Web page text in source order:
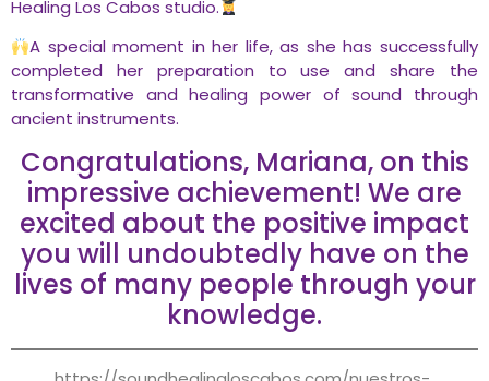
Healing Los Cabos studio.
A special moment in her life, as she has successfully
completed her preparation to use and share the
transformative and healing power of sound through
ancient instruments.
Congratulations, Mariana, on this
impressive achievement! We are
excited about the positive impact
you will undoubtedly have on the
lives of many people through your
knowledge.